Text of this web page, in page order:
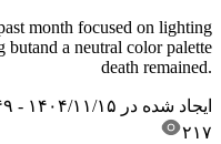
month focused on lighting
and a neutral color palette
but
death remained.
ایجاد شده در ۱۴۰۴/۱۱/۱۵ - ۲۰:۴۹
۲۱۷